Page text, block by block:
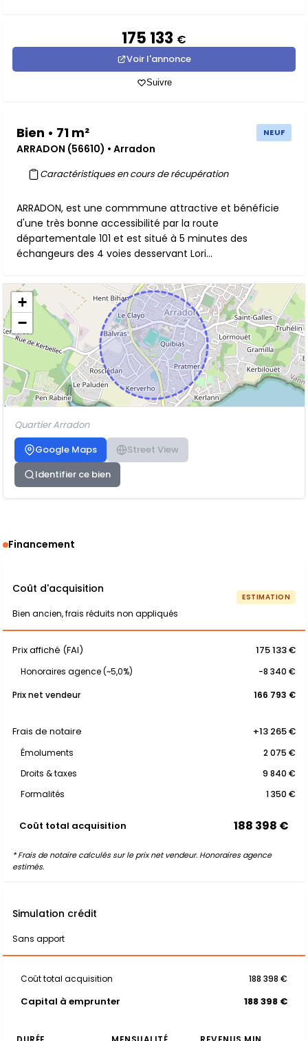
175 133 €
Voir l'annonce
Suivre
Bien • 71 m² NEUF
ARRADON (56610) • Arradon
Caractéristiques en cours de récupération
ARRADON, est une commmune attractive et bénéficie
d'une très bonne accessibilité par la route
départementale 101 et est situé à 5 minutes des
échangeurs des 4 voies desservant Lori...
+
−
Quartier Arradon
Google Maps
Street View
Identifier ce bien
Financement
Coût d'acquisition
Bien ancien, frais réduits non appliqués
ESTIMATION
Prix affiché (FAI) 175 133 €
Honoraires agence (~5,0%)
-8 340 €
Prix net vendeur
166 793 €
Frais de notaire +13 265 €
Émoluments
2 075 €
Droits & taxes
9 840 €
Formalités
1 350 €
Coût total acquisition 188 398 €
* Frais de notaire calculés sur le prix net vendeur. Honoraires agence
estimés.
Simulation crédit
Sans apport
Coût total acquisition 188 398 €
Capital à emprunter 188 398 €